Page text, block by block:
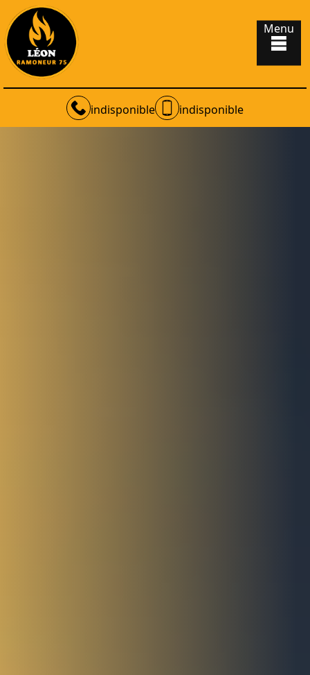
indisponible indisponible
Menu